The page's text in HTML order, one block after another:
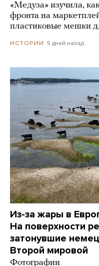
«Медуза» изучила,
фронта на
пластиковые мешки
ИСТОРИИ 5 дней назад
Из-за жары в
На поверхности
затонувшие
Второй мировой
Фотографии